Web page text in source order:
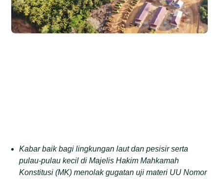
Kabar baik bagi lingkungan laut dan pesisir serta
pulau-pulau kecil diMajelis Hakim Mahkamah
Konstitusi (MK) menolak gugatan uji materi UUNomor